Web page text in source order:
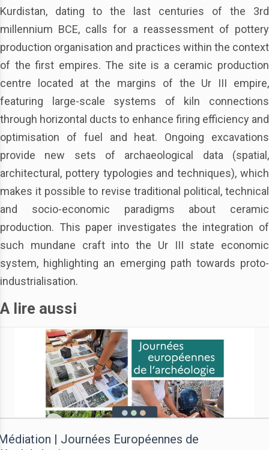
Kurdistan, dating to the last centuries of the 3rd
millennium BCE, calls for a reassessment of pottery
production organisation and practices within the context
of the first empires. The site is a ceramic production
centre located at the margins of the Ur III empire,
featuring large-scale systems of kiln connections
through horizontal ducts to enhance firing efficiency and
optimisation of fuel and heat. Ongoing excavations
provide new sets of archaeological data (spatial,
architectural, pottery typologies and techniques), which
makes it possible to revise traditional political, technical
and socio-economic paradigms about ceramic
production. This paper investigates the integration of
such mundane craft into the Ur III state economic
system, highlighting an emerging path towards proto-
industrialisation.
A lire aussi
| Journées Européennes de